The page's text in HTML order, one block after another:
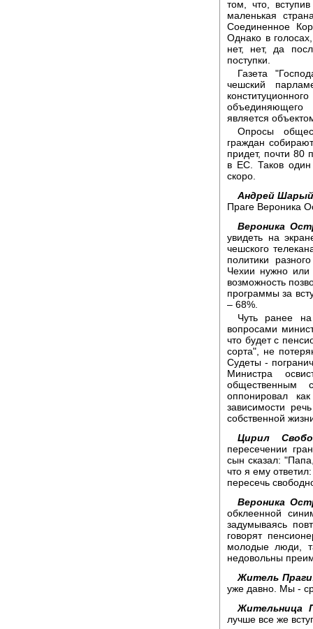
том, что,
маленькая
Соединенное
Однако в
нет, нет, да
поступки.
Газета
чешский
объединяющего
является
Опросы
граждан
придет, почти 80
в ЕС. Таков один
скоро.
Андрей
Праге Вероника
Вероника
увидеть на
чешского
политики
Чехии нужно
возможность
программы за
– 68%.
Чуть ранее
вопросами
что будет с
сорта", не
Судеты -
Министра
общественным
оппонировал
зависимости
собственной
Цирил
пересечении
сын сказал:
что я ему
пересечь
Вероника
обклеенной
задумываясь
говорят
молодые люди,
недовольны
Житель
уже давно. Мы -
Жительница
лучше все же